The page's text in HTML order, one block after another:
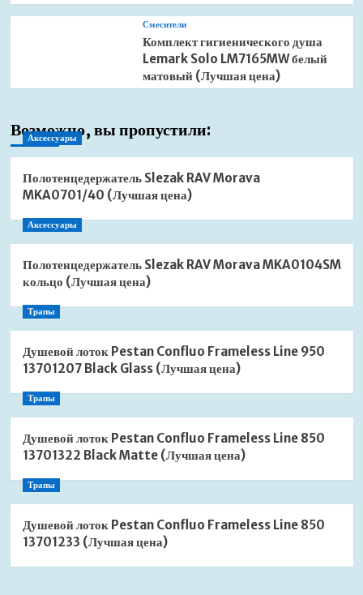
Смесители
Комплект гигиенического душа
Lemark Solo LM7165MW белый
матовый (Лучшая цена)
Возможно, вы пропустили:
Аксессуары
Полотенцедержатель Slezak RAV Morava
MKA0701/40 (Лучшая цена)
Аксессуары
Полотенцедержатель Slezak RAV Morava MKA0104SM
кольцо (Лучшая цена)
Трапы
Душевой лоток Pestan Confluo Frameless Line 950
13701207 Black Glass (Лучшая цена)
Трапы
Душевой лоток Pestan Confluo Frameless Line 850
13701322 Black Matte (Лучшая цена)
Трапы
Душевой лоток Pestan Confluo Frameless Line 850
13701233 (Лучшая цена)